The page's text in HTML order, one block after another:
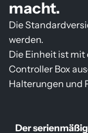
macht.
Die
werden.
Die Einheit ist
Controller Box
Halterungen und
Der